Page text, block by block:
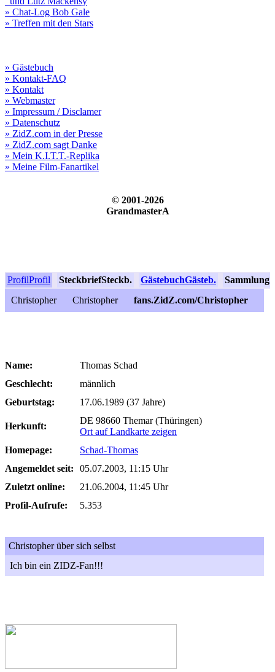
» Chat-Log Bob Gale
» Treffen mit den Stars
» Gästebuch
» Kontakt-FAQ
» Kontakt
» Webmaster
» Impressum / Disclamer
» Datenschutz
» ZidZ.com in der Presse
» ZidZ.com sagt Danke
» Mein K.I.T.T.-Replika
» Meine Film-Fanartikel
© 2001-2026
GrandmasterA
ProfilProfil SteckbriefSteckb. GästebuchGästeb. Sammlung
Christopher
Christopher fans.ZidZ.com/Christopher
Name:
Thomas Schad
Geschlecht:
männlich
Geburtstag:
17.06.1989 (37 Jahre)
Herkunft:
DE 98660 Themar (Thüringen)
Ort auf Landkarte zeigen
Homepage:
Schad-Thomas
Angemeldet seit:
05.07.2003, 11:15 Uhr
Zuletzt online:
21.06.2004, 11:45 Uhr
Profil-Aufrufe:
5.353
Christopher über sich selbst
Ich bin ein ZIDZ-Fan!!!